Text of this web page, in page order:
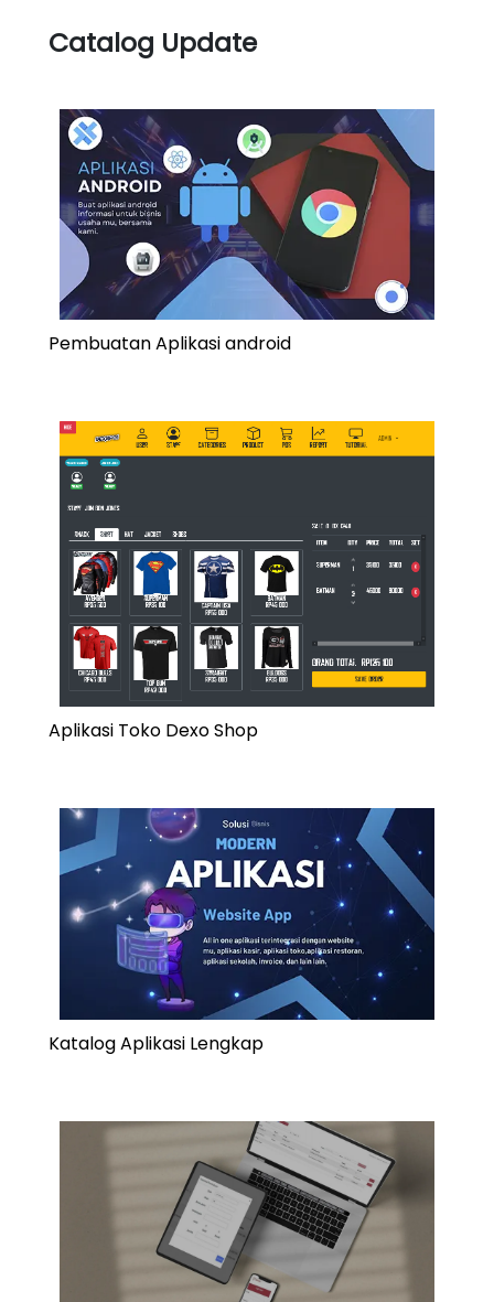
Catalog Update
Pembuatan Aplikasi android
Aplikasi Toko Dexo Shop
Katalog Aplikasi Lengkap